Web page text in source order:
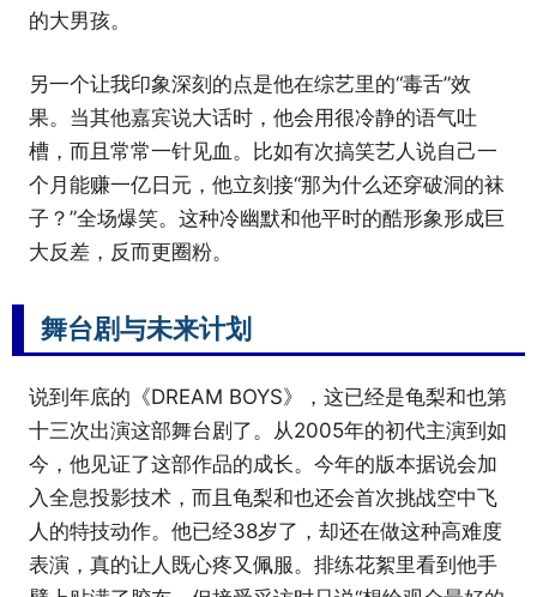
的大男孩。
另一个让我印象深刻的点是他在综艺里的“毒舌”效
果。当其他嘉宾说大话时，他会用很冷静的语气吐
槽，而且常常一针见血。比如有次搞笑艺人说自己一
个月能赚一亿日元，他立刻接“那为什么还穿破洞的袜
子？”全场爆笑。这种冷幽默和他平时的酷形象形成巨
大反差，反而更圈粉。
舞台剧与未来计划
说到年底的《DREAM BOYS》，这已经是龟梨和也第
十三次出演这部舞台剧了。从2005年的初代主演到如
今，他见证了这部作品的成长。今年的版本据说会加
入全息投影技术，而且龟梨和也还会首次挑战空中飞
人的特技动作。他已经38岁了，却还在做这种高难度
表演，真的让人既心疼又佩服。排练花絮里看到他手